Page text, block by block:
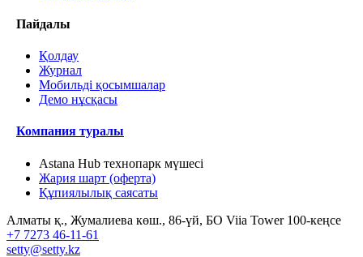
Пайдалы
Қолдау
Журнал
Мобильді қосымшалар
Демо нұсқасы
Компания туралы
Astana Hub технопарк мүшесі
Жария шарт (оферта)
Құпиялылық саясаты
Алматы қ., Жумалиева көш., 86-үй, БО Viia Tower 100-кеңсе
+7 7273 46-11-61
setty@setty.kz